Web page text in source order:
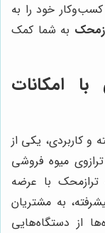
خود را به
به شما کمک
امکانات
و کاربردی، یکی از
میوه فروشی
ترازمحک با عرضه
به مشتریان
از دستگاه‌هایی